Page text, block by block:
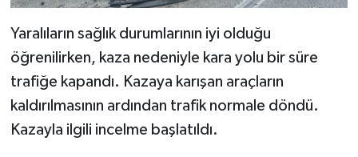
Yaralıların sağlık durumlarının iyi olduğu
öğrenilirken, kaza nedeniyle kara yolu bir süre
trafiğe kapandı. Kazaya karışan araçların
kaldırılmasının ardından trafik normale döndü.
Kazayla ilgili incelme başlatıldı.